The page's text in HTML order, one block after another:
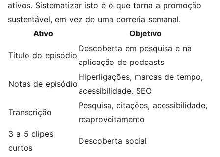
ativos. Sistematizar isto é o que torna a promoção
sustentável, em vez de uma correria semanal.
Ativo
Objetivo
Título do episódio
Descoberta em pesquisa e na
aplicação de podcasts
Notas de episódio
Hiperligações, marcas de tempo,
acessibilidade, SEO
Transcrição
Pesquisa, citações, acessibilidade,
reaproveitamento
3 a 5 clipes
curtos
Descoberta social